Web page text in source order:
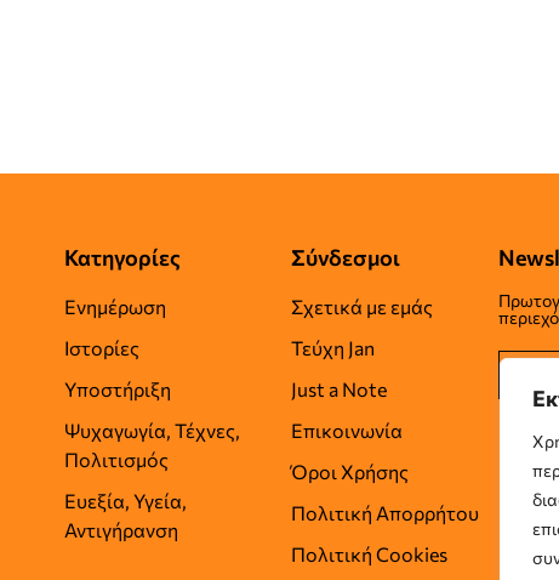
Κατηγορίες
Ενημέρωση
Ιστορίες
Υποστήριξη
Ψυχαγωγία, Τέχνες,
Πολιτισμός
Ευεξία, Υγεία,
Αντιγήρανση
Σύνδεσμοι
Σχετικά με εμάς
Τεύχη Jan
Just a Note
Επικοινωνία
Όροι Χρήσης
Πολιτική Απορρήτου
Πολιτική Cookies